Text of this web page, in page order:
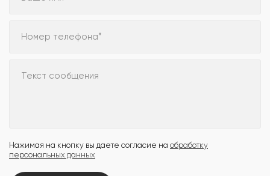
Номер телефона*
Текст сообщения
Нажимая на кнопку вы даете согласие на обработку
персональных данных